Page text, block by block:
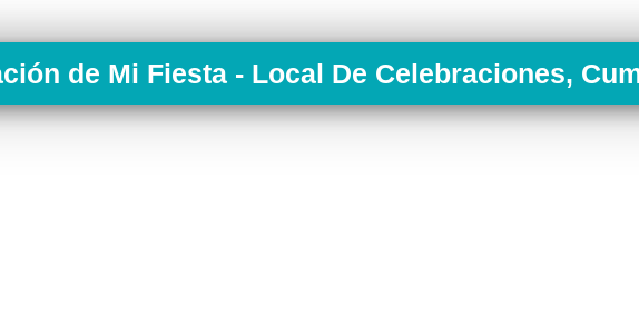
de Mi Fiesta - Local De Celebraciones,